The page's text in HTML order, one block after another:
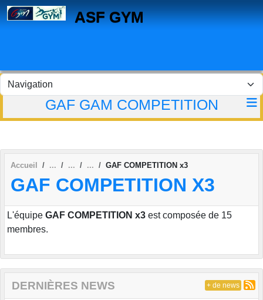
ASF GYM
GAF GAM COMPETITION
Accueil GAF COMPETITION x3
GAF COMPETITION X3
L'équipe GAF COMPETITION x3 est composée de 15
membres.
DERNIÈRES NEWS + de news
Panneau de gestion des cookies